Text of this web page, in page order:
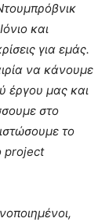
και
για εμάς.
να κάνουμε
έργου μας και
στο
το
project